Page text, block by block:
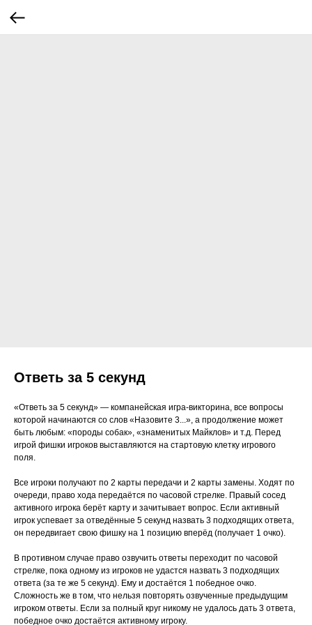
Ответь за 5 секунд
«Ответь за 5 секунд» — компанейская игра-викторина, все вопросы
которой начинаются со слов «Назовите 3...», а продолжение может
быть любым: «породы собак», «знаменитых Майклов» и т.д. Перед
игрой фишки игроков выставляются на стартовую клетку игрового
поля.
Все игроки получают по 2 карты передачи и 2 карты замены. Ходят по
очереди, право хода передаётся по часовой стрелке. Правый сосед
активного игрока берёт карту и зачитывает вопрос. Если активный
игрок успевает за отведённые 5 секунд назвать 3 подходящих ответа,
он передвигает свою фишку на 1 позицию вперёд (получает 1 очко).
В противном случае право озвучить ответы переходит по часовой
стрелке, пока одному из игроков не удастся назвать 3 подходящих
ответа (за те же 5 секунд). Ему и достаётся 1 победное очко.
Сложность же в том, что нельзя повторять озвученные предыдущим
игроком ответы. Если за полный круг никому не удалось дать 3 ответа,
победное очко достаётся активному игроку.